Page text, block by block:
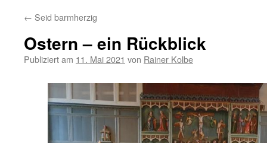
springen
← Seid barmherzig
Ostern – ein Rückblick
Publiziert am 11. Mai 2021 von Rainer Kolbe